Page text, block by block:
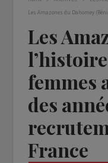
Les Amazones du Dahomey
Les
femmes
des
France